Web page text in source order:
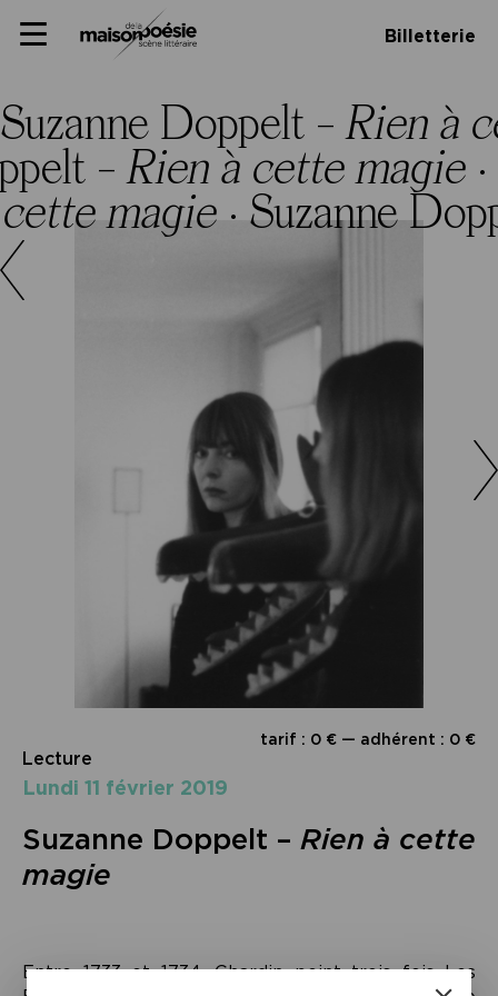
Panneau de gestion des cookies
to
Primary
Billetterie
Suzanne Doppelt – Rien à
– Rien à cette magie ·
magie · Suzanne
tarif : 0 € — adhérent : 0 €
Lecture
lundi 11 février 2019
Suzanne Doppelt – Rien à cette
magie
Entre 1733 et 1734, Chardin peint trois fois Les